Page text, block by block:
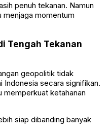
penuh tekanan. Namun
menjaga momentum
Tengah Tekanan
geopolitik tidak
Indonesia secara signifikan.
ketahanan
siap dibanding banyak